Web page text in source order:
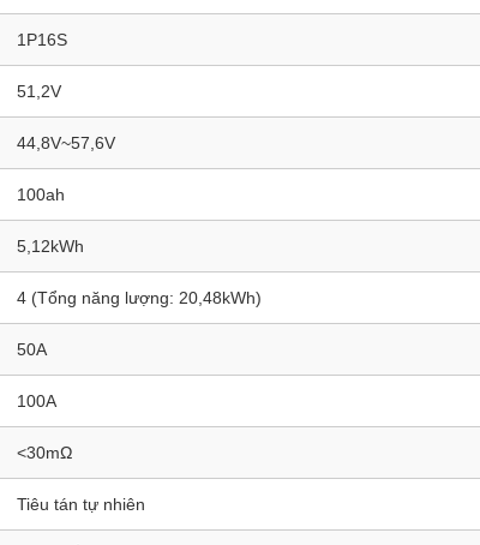
1P16S
51,2V
44,8V~57,6V
100ah
5,12kWh
4 (Tổng năng lượng: 20,48kWh)
50A
100A
<30mΩ
Tiêu tán tự nhiên